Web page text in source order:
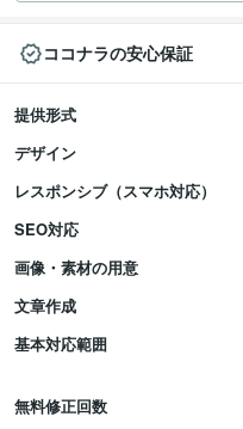
ココナラの安心保証
提供形式
デザイン
レスポンシブ（スマホ対応）
SEO対応
画像・素材の用意
文章作成
基本対応範囲
無料修正回数